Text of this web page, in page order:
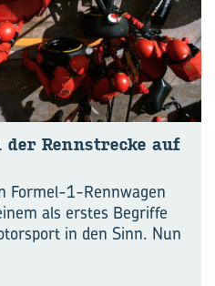
Renn­stre­cke auf
Formel-1-Rennwagen
als erstes Begriffe
in den Sinn. Nun